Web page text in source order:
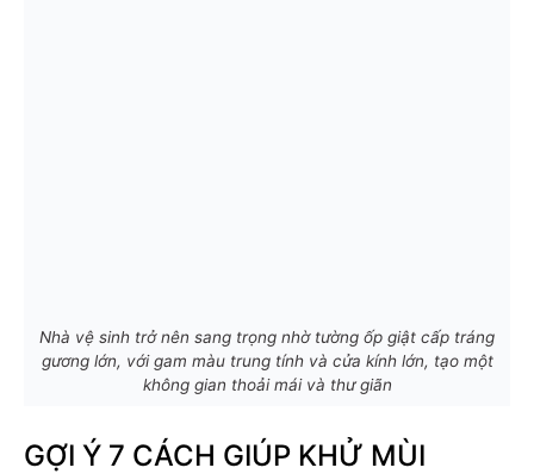
Nhà vệ sinh trở nên sang trọng nhờ tường ốp giật cấp tráng
gương lớn, với gam màu trung tính và cửa kính lớn, tạo một
không gian thoải mái và thư giãn
GỢI Ý 7 CÁCH GIÚP KHỬ MÙI